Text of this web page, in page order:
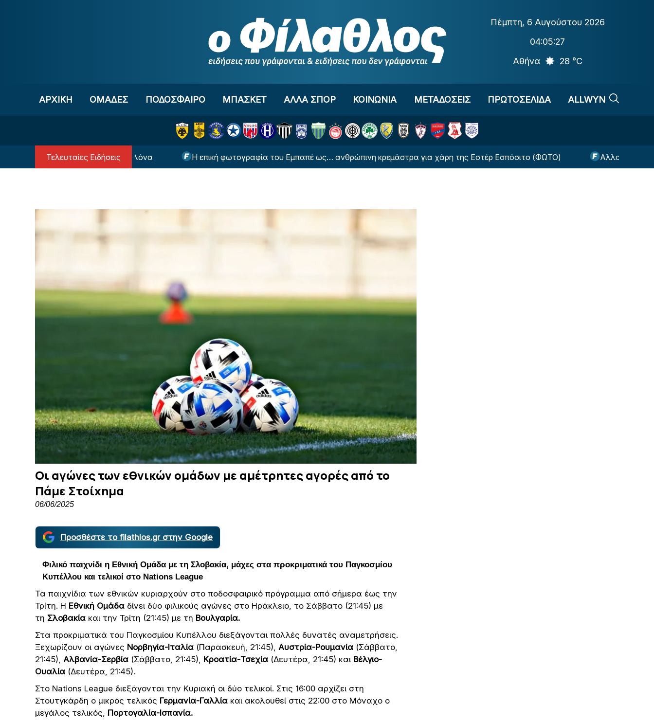
Πέμπτη, 6 Αυγούστου 2026
04:05:28
Αθήνα
28 °C
ΑΡΧΙΚΗ OΜΑΔΕΣ ΠΟΔΟΣΦΑΙΡΟ ΜΠΑΣΚΕΤ ΑΛΛΑ ΣΠΟΡ ΚΟΙΝΩΝΙΑ ΜΕΤΑΔΟΣΕΙΣ ΠΡΩΤΟΣΕΛΙΔΑ ALLWYN
Τελευταίες Ειδήσεις
στην Μπαρτσελόνα Η επική φωτογραφία του Εμπαπέ ως… ανθρώπινη κρεμάστρα για χάρη της Εστέρ Εσπόσιτο (ΦΩΤΟ) Αλλαγή-σταθμός από
Οι αγώνες των εθνικών ομάδων με αμέτρητες αγορές από το
Πάμε Στοίχημα
06/06/2025
Προσθέστε το filathlos.gr στην Google
Φιλικό παιχνίδι η Εθνική Ομάδα με τη Σλοβακία, μάχες στα προκριματικά του Παγκοσμίου
Κυπέλλου και τελικοί στο Nations League
Τα παιχνίδια των εθνικών κυριαρχούν στο ποδοσφαιρικό πρόγραμμα από σήμερα έως την
Τρίτη. Η Εθνική Ομάδα δίνει δύο φιλικούς αγώνες στο Ηράκλειο, το Σάββατο (21:45) με
τη Σλοβακία και την Τρίτη (21:45) με τη Βουλγαρία.
Στα προκριματικά του Παγκοσμίου Κυπέλλου διεξάγονται πολλές δυνατές αναμετρήσεις.
Ξεχωρίζουν οι αγώνες Νορβηγία-Ιταλία (Παρασκευή, 21:45), Αυστρία-Ρουμανία (Σάββατο,
21:45), Αλβανία-Σερβία (Σάββατο, 21:45), Κροατία-Τσεχία (Δευτέρα, 21:45) και Βέλγιο-
Ουαλία (Δευτέρα, 21:45).
Στο Nations League διεξάγονται την Κυριακή οι δύο τελικοί. Στις 16:00 αρχίζει στη
Στουτγκάρδη ο μικρός τελικός Γερμανία-Γαλλία και ακολουθεί στις 22:00 στο Μόναχο ο
μεγάλος τελικός, Πορτογαλία-Ισπανία.